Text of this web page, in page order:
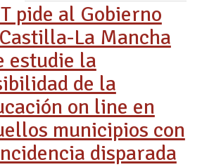
pide al Gobierno
La Mancha
estudie la
de la
on line en
municipios con
disparada